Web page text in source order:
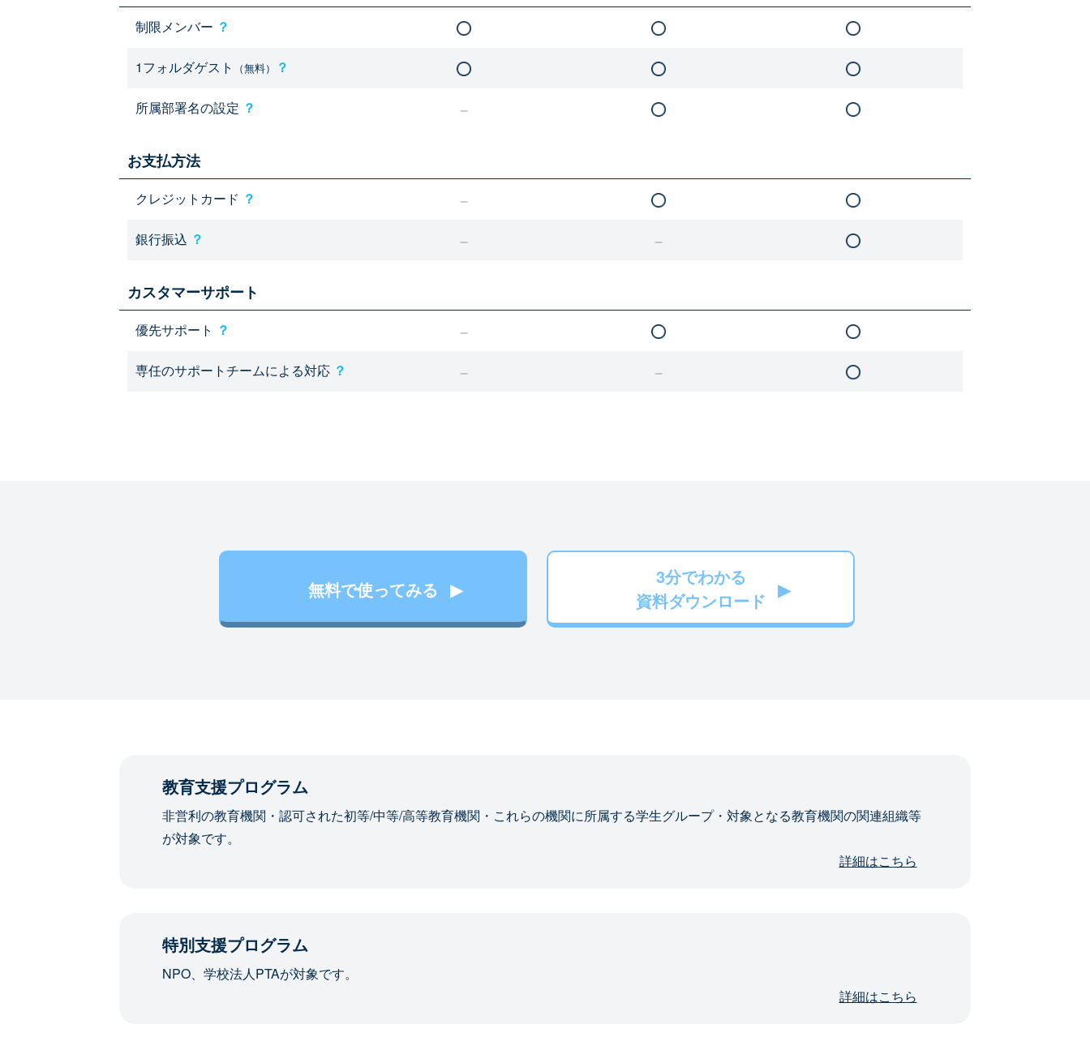
制限メンバー ？
1フォルダゲスト （無料） ？
所属部署名の設定 ？
お支払方法
クレジットカード ？
銀行振込 ？
カスタマーサポート
優先サポート ？
専任のサポートチームによる対応 ？
無料で使ってみる
3分でわかる
資料ダウンロード
教育支援プログラム
非営利の教育機関・認可された初等/中等/高等教育機関・これらの機関に所属する学生グループ・対象となる教育機関の関連組織等
が対象です。
詳細はこちら
特別支援プログラム
NPO、学校法人PTAが対象です。
詳細はこちら